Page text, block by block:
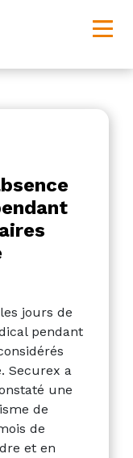
jours de
pendant
Securex a
une
de
de
et en